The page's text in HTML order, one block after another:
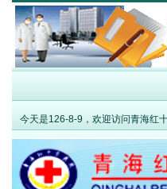
聚力攻克高原老年共病难题 MDT
今天是126-8-9，欢迎访问青海红